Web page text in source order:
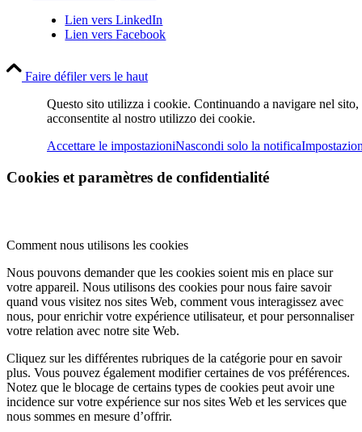
Lien vers LinkedIn
Lien vers Facebook
Faire défiler vers le haut
Questo sito utilizza i cookie. Continuando a navigare nel sito,
acconsentite al nostro utilizzo dei cookie.
Accettare le impostazioniNascondi solo la notifica
Cookies et paramètres de confidentialité
Comment nous utilisons les cookies
Nous pouvons demander que les cookies soient mis en place sur
votre appareil. Nous utilisons des cookies pour nous faire savoir
quand vous visitez nos sites Web, comment vous interagissez avec
nous, pour enrichir votre expérience utilisateur, et pour personnaliser
votre relation avec notre site Web.
Cliquez sur les différentes rubriques de la catégorie pour en savoir
plus. Vous pouvez également modifier certaines de vos préférences.
Notez que le blocage de certains types de cookies peut avoir une
incidence sur votre expérience sur nos sites Web et les services que
nous sommes en mesure d’offrir.